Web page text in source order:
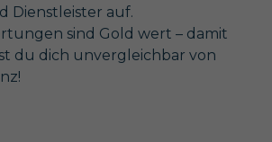
Dienstleister auf.
sind Gold wert – damit
du dich unvergleichbar von